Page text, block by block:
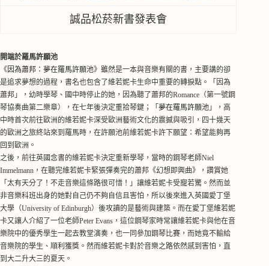
誠品松菸新書發表會
開端於羅馬許願池
《因為蕭邦：夢在羅馬許願池》 雖然是一本與音樂有關的書，主要講的卻
是追求夢想的過程，書名也包含了維若妮卡生命中重要的轉捩點 。「因為
蕭邦」，幼時學琴、國中時停止的她， 因為聽了蕭邦的Romance （第一號鋼
琴協奏曲第二樂章），在七年後決定重拾琴鍵；「 夢在羅馬許願池 」，高
中時首次前往歐洲的維若妮卡深受歐洲藝術文化的震撼與吸引
，四十幾天
的歐洲之旅終站來到羅馬時，在許願池前維若妮卡許下願望：希望能夠再
回到歐洲。
之後， 前往英國念書的維若妮卡決定重新學琴， 當時的鋼琴老師Niel
Immelmann，在聽完維若妮卡緊張彈奏完的蕭邦 《幻想即興曲》
，讚賞她
「太有天分了！不走音樂這條路很可惜！」讓維若妮卡受寵若驚。然而並
非音樂科班出身的她對自己仍不夠自信且害怕，所以後來進入英國愛丁堡
大學（University of Edinburgh）後攻讀的是藝術與建築 。 而在愛丁堡維若妮
卡又讓人介紹了一位老師Peter Evans，這位鋼琴家時常讓維若妮卡與他在音
樂院中的優秀學生一起去教堂演奏， 也一同 參加鋼琴比賽，而她竟不輸給
音樂院的學生、順利獲獎。然而維若妮卡對於音樂之路依然感到害怕，直
到大二升大三的夏天。